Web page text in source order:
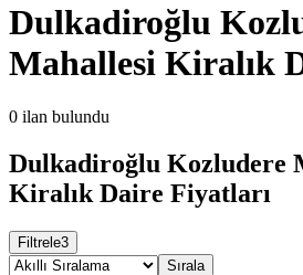
Dulkadiroğlu
Mahallesi Kiralık
0 ilan bulundu
Dulkadiroğlu Kozludere
Kiralık Daire Fiyatları
Filtrele3
Sırala